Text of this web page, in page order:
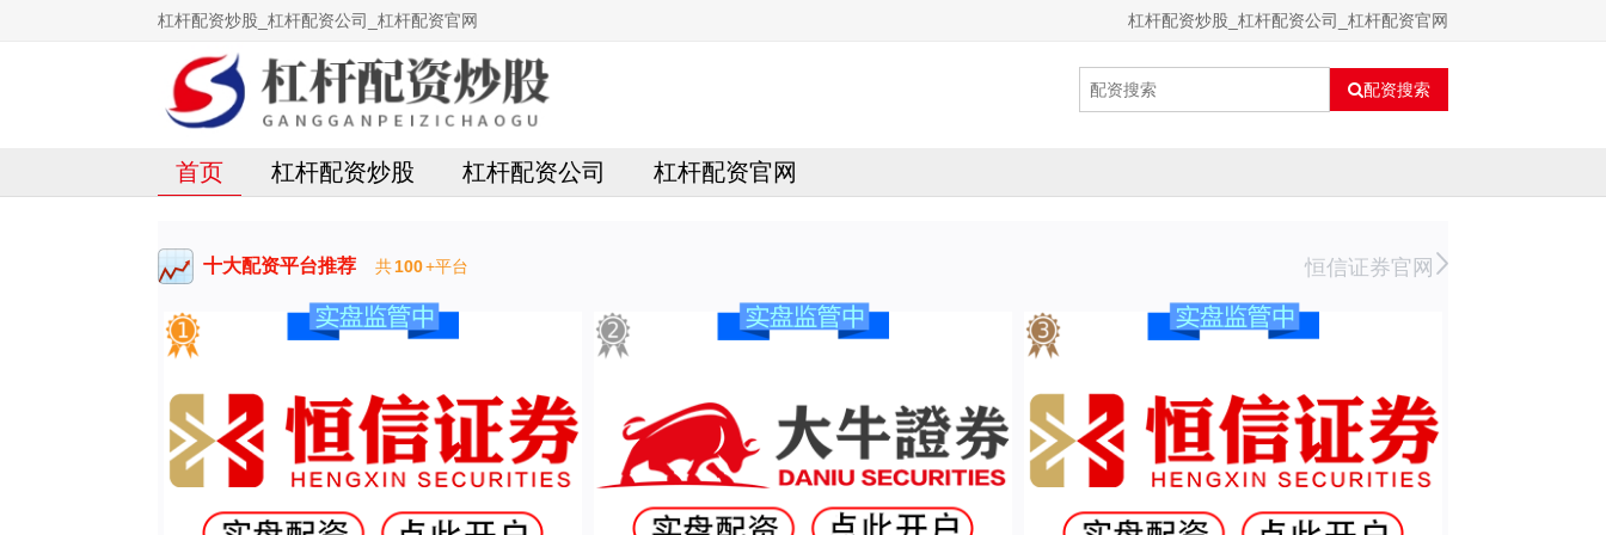
杠杆配资炒股_杠杆配资公司_杠杆配资官网 杠杆配资炒股_杠杆配资公司_杠杆配资官网
配资搜索
首页 杠杆配资炒股 杠杆配资公司 杠杆配资官网
十大配资平台推荐 共100+平台 恒信证券官网